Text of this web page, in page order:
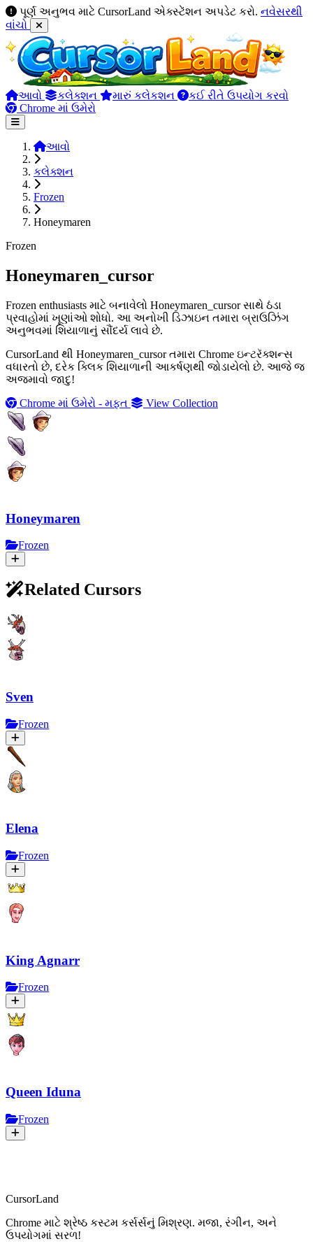
પૂર્ણ અનુભવ માટે CursorLand એક્સ્ટેંશન અપડેટ કરો. નવેસરથી
વાંચો
આવો કલેક્શન મારું કલેકશન
કઈ રીતે ઉપયોગ કરવો
Chrome માં ઉમેરો
આવો
કલેક્શન
Frozen
Honeymaren
Frozen
Honeymaren_cursor
Frozen enthusiasts માટે બનાવેલો Honeymaren_cursor સાથે ઠંડા
પ્રવાહોમાં ખૂણાંઓ શોધો. આ અનોખી ડિઝાઇન તમારા બ્રાઉઝિંગ
અનુભવમાં શિયાળાનું સૌંદર્ય લાવે છે.
CursorLand થી Honeymaren_cursor તમારા Chrome ઇન્ટરૅક્શન્સ
વધારતો છે, દરેક ક્લિક શિયાળાની આકર્ષણથી જોડાયેલો છે. આજે જ
અજમાવો જાદુ!
Chrome માં ઉમેરો - મફત
View Collection
Honeymaren
Frozen
Related Cursors
Sven
Frozen
Elena
Frozen
King Agnarr
Frozen
Queen Iduna
Frozen
CursorLand
Chrome માટે શ્રેષ્ઠ કસ્ટમ કર્સર્સનું મિશ્રણ. મજા, રંગીન, અને
ઉપયોગમાં સરળ!